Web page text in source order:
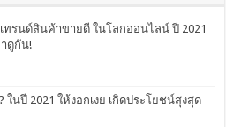
ทรนด์สินค้าขายดี ในโลกออนไลน์ ปี 2021
ดูกัน!
ในปี 2021 ให้งอกเงย เกิดประโยชน์สุงสุด